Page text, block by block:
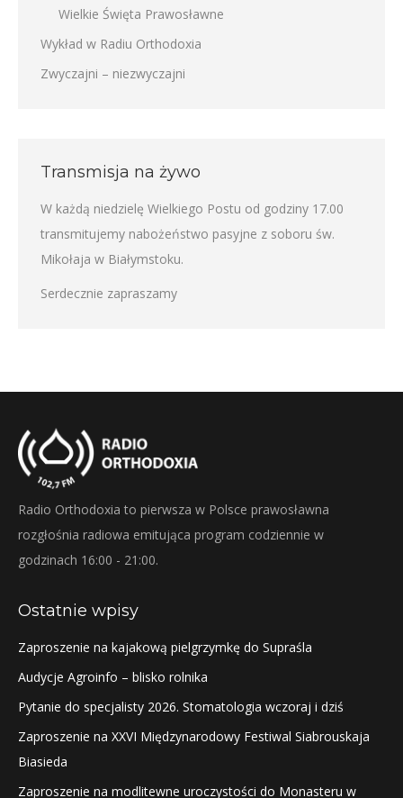
Wielkie Święta Prawosławne
Wykład w Radiu Orthodoxia
Zwyczajni – niezwyczajni
Transmisja na żywo
W każdą niedzielę Wielkiego Postu od godziny 17.00
transmitujemy nabożeństwo pasyjne z soboru św.
Mikołaja w Białymstoku.
Serdecznie zapraszamy
Radio Orthodoxia to pierwsza w Polsce prawosławna
rozgłośnia radiowa emitująca program codziennie w
godzinach 16:00 - 21:00.
Ostatnie wpisy
Zaproszenie na kajakową pielgrzymkę do Supraśla
Audycje Agroinfo – blisko rolnika
Pytanie do specjalisty 2026. Stomatologia wczoraj i dziś
Zaproszenie na XXVI Międzynarodowy Festiwal Siabrouskaja
Biasieda
Zaproszenie na modlitewne uroczystości do Monasteru w